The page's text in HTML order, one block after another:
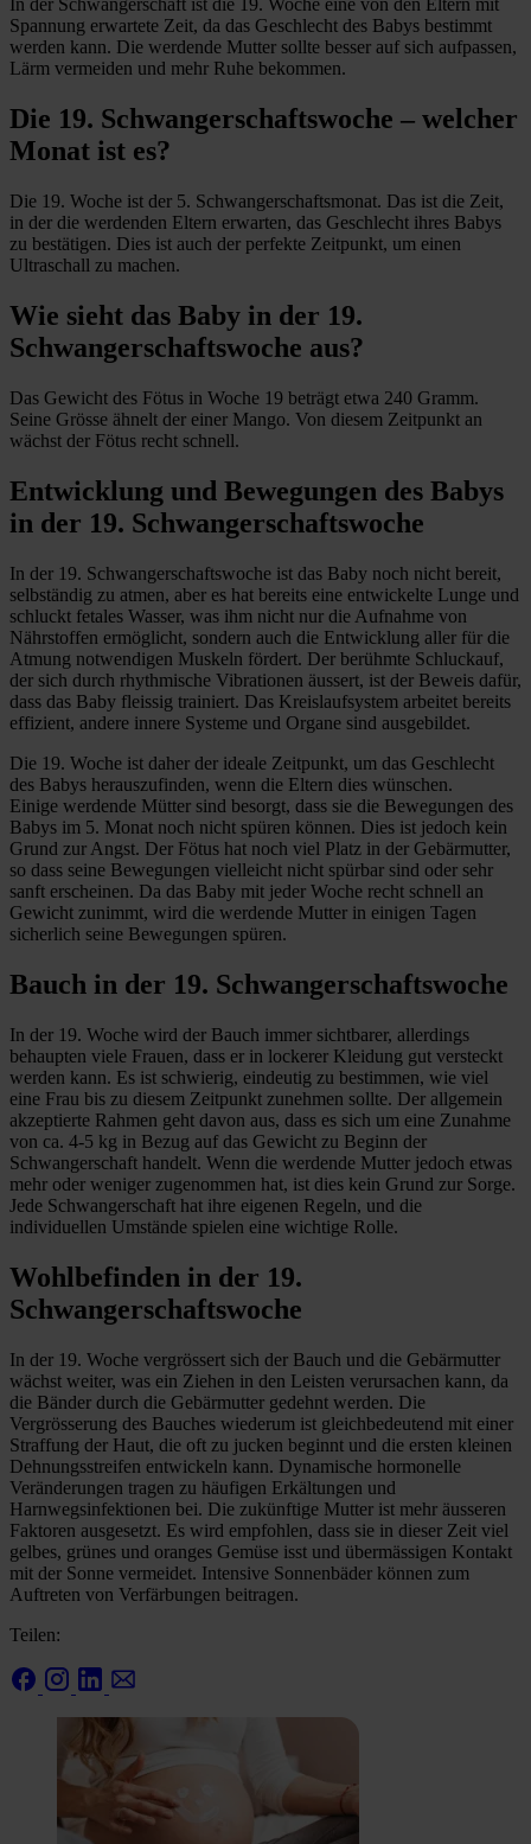
In der Schwangerschaft ist die 19. Woche eine von den Eltern mit
Spannung erwartete Zeit, da das Geschlecht des Babys bestimmt
werden kann. Die werdende Mutter sollte besser auf sich aufpassen,
Lärm vermeiden und mehr Ruhe bekommen.
Die 19. Schwangerschaftswoche – welcher
Monat ist es?
Die 19. Woche ist der 5. Schwangerschaftsmonat. Das ist die Zeit,
in der die werdenden Eltern erwarten, das Geschlecht ihres Babys
zu bestätigen. Dies ist auch der perfekte Zeitpunkt, um einen
Ultraschall zu machen.
Wie sieht das Baby in der 19.
Schwangerschaftswoche aus?
Das Gewicht des Fötus in Woche 19 beträgt etwa 240 Gramm.
Seine Grösse ähnelt der einer Mango. Von diesem Zeitpunkt an
wächst der Fötus recht schnell.
Entwicklung und Bewegungen des Babys
in der 19. Schwangerschaftswoche
In der 19. Schwangerschaftswoche ist das Baby noch nicht bereit,
selbständig zu atmen, aber es hat bereits eine entwickelte Lunge und
schluckt fetales Wasser, was ihm nicht nur die Aufnahme von
Nährstoffen ermöglicht, sondern auch die Entwicklung aller für die
Atmung notwendigen Muskeln fördert. Der berühmte Schluckauf,
der sich durch rhythmische Vibrationen äussert, ist der Beweis dafür,
dass das Baby fleissig trainiert. Das Kreislaufsystem arbeitet bereits
effizient, andere innere Systeme und Organe sind ausgebildet.
Die 19. Woche ist daher der ideale Zeitpunkt, um das Geschlecht
des Babys herauszufinden, wenn die Eltern dies wünschen.
Einige werdende Mütter sind besorgt, dass sie die Bewegungen des
Babys im 5. Monat noch nicht spüren können. Dies ist jedoch kein
Grund zur Angst. Der Fötus hat noch viel Platz in der Gebärmutter,
so dass seine Bewegungen vielleicht nicht spürbar sind oder sehr
sanft erscheinen. Da das Baby mit jeder Woche recht schnell an
Gewicht zunimmt, wird die werdende Mutter in einigen Tagen
sicherlich seine Bewegungen spüren.
Bauch in der 19. Schwangerschaftswoche
In der 19. Woche wird der Bauch immer sichtbarer, allerdings
behaupten viele Frauen, dass er in lockerer Kleidung gut versteckt
werden kann. Es ist schwierig, eindeutig zu bestimmen, wie viel
eine Frau bis zu diesem Zeitpunkt zunehmen sollte. Der allgemein
akzeptierte Rahmen geht davon aus, dass es sich um eine Zunahme
von ca. 4-5 kg in Bezug auf das Gewicht zu Beginn der
Schwangerschaft handelt. Wenn die werdende Mutter jedoch etwas
mehr oder weniger zugenommen hat, ist dies kein Grund zur Sorge.
Jede Schwangerschaft hat ihre eigenen Regeln, und die
individuellen Umstände spielen eine wichtige Rolle.
Wohlbefinden in der 19.
Schwangerschaftswoche
In der 19. Woche vergrössert sich der Bauch und die Gebärmutter
wächst weiter, was ein Ziehen in den Leisten verursachen kann, da
die Bänder durch die Gebärmutter gedehnt werden. Die
Vergrösserung des Bauches wiederum ist gleichbedeutend mit einer
Straffung der Haut, die oft zu jucken beginnt und die ersten kleinen
Dehnungsstreifen entwickeln kann. Dynamische hormonelle
Veränderungen tragen zu häufigen Erkältungen und
Harnwegsinfektionen bei. Die zukünftige Mutter ist mehr äusseren
Faktoren ausgesetzt. Es wird empfohlen, dass sie in dieser Zeit viel
gelbes, grünes und oranges Gemüse isst und übermässigen Kontakt
mit der Sonne vermeidet. Intensive Sonnenbäder können zum
Auftreten von Verfärbungen beitragen.
Teilen: